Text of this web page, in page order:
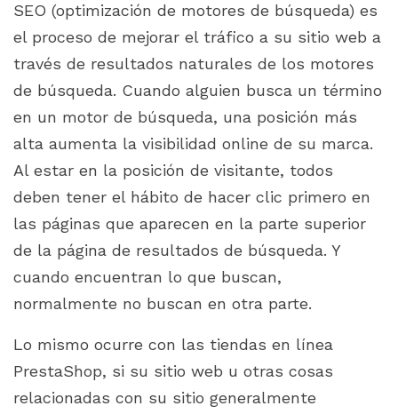
PrestaShop
SEO (optimización de motores de búsqueda) es
el proceso de mejorar el tráfico a su sitio web a
través de resultados naturales de los motores
de búsqueda. Cuando alguien busca un término
en un motor de búsqueda, una posición más
alta aumenta la visibilidad online de su marca.
Al estar en la posición de visitante, todos
deben tener el hábito de hacer clic primero en
las páginas que aparecen en la parte superior
de la página de resultados de búsqueda. Y
cuando encuentran lo que buscan,
normalmente no buscan en otra parte.
Lo mismo ocurre con las tiendas en línea
PrestaShop, si su sitio web u otras cosas
relacionadas con su sitio generalmente